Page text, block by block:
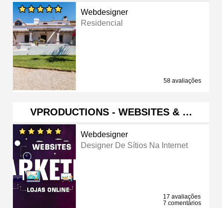
Webdesigner
Residencial
58 avaliações
VPRODUCTIONS - WEBSITES & …
Webdesigner
Designer De Sítios Na Internet
17 avaliações
7 comentários